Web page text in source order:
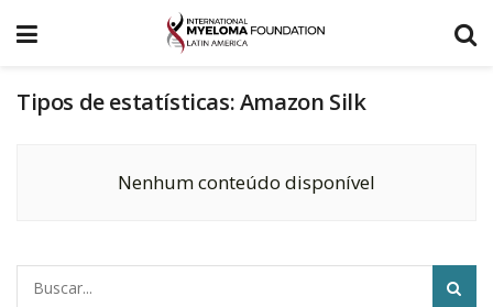
Tipos de estatísticas:Amazon Silk
Nenhum conteúdo disponível
Pesquisar